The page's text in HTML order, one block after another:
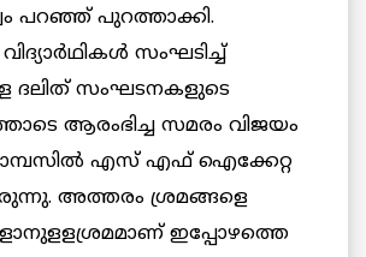
പറഞ്ഞ് പുറത്താക്കി.
സംഘടിച്ച്
ദലിത് സംഘടനകളുടെ
ആരംഭിച്ച സമരം വിജയം
എസ് എഫ് ഐക്കേറ്റ
അത്തരം ശ്രമങ്ങളെ
ഇപ്പോഴത്തെ